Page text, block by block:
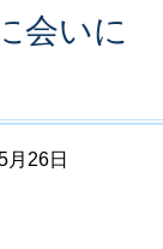
会いに
月26日